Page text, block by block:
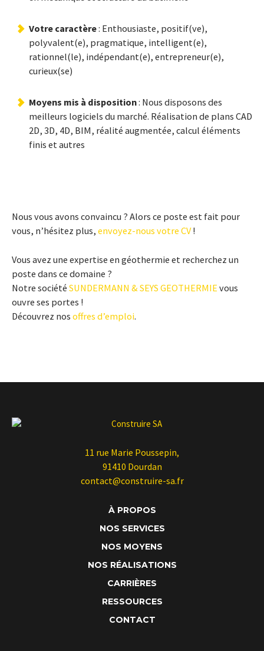
Votre caractère: Enthousiaste, positif(ve),
polyvalent(e), pragmatique, intelligent(e),
rationnel(le), indépendant(e), entrepreneur(e),
curieux(se)
Moyens mis à disposition: Nous disposons des
meilleurs logiciels du marché. Réalisation de plans CAD
2D, 3D, 4D, BIM, réalité augmentée, calcul éléments
finis et autres
Nous vous avons convaincu ? Alors ce poste est fait pour
vous, n’hésitez plus, envoyez-nous votre CV!
Vous avez une expertise en géothermie et recherchez un
poste dans ce domaine ?
Notre société SUNDERMANN & SEYS GEOTHERMIE vous
ouvre ses portes !
Découvrez nos offres d’emploi.
11 rue Marie Poussepin,
91410 Dourdan
contact@construire-sa.fr
À PROPOS
NOS SERVICES
NOS MOYENS
NOS RÉALISATIONS
CARRIÈRES
RESSOURCES
CONTACT